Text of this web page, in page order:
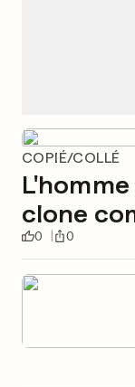
COPIÉ/COLLÉ
clone
0 0